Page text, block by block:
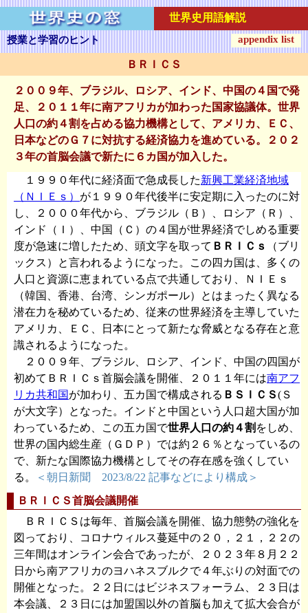
世界史用語解説
授業と学習のヒント appendix list
ＢＲＩＣＳ
２００９年、ブラジル、ロシア、インド、中国の４国で発
足、２０１１年に南アフリカが加わった国家協議体。世界
人口の約４割を占める協力機構として、アメリカ、ＥＣ、
日本などのＧ７に対抗する経済協力を進めている。２０２
３年の首脳会議で新たに６カ国が加入した。
１９９０年代に経済面で急成長した新興工業経済地域
（ＮＩＥｓ） が１９９０年代後半に安定期に入ったのに対
し、２０００年代から、ブラジル（Ｂ）、ロシア（Ｒ）、
インド（Ｉ）、中国（Ｃ）の４国が世界経済でしめる重要
度が急速に増したため、頭文字を取って ＢＲＩＣｓ
（ブリ
ックス）と言われるようになった。この四カ国は、多くの
人口と資源に恵まれている点で共通しており、ＮＩＥｓ
（韓国、香港、台湾、シンガポール）とはまったく異なる
潜在力を秘めているため、従来の世界経済を主導していた
アメリカ、ＥＣ、日本にとって新たな脅威となる存在と意
識されるようになった。
２００９年、ブラジル、ロシア、インド、中国の四国が
初めてＢＲＩＣｓ首脳会議を開催、２０１１年には南アフ
リカ共和国が加わり、五カ国で構成される ＢＳＩＣＳ(Ｓ
が大文字）となった。インドと中国という人口超大国が加
わっているため、この五カ国で世界人口の約４割 をしめ、
世界の国内総生産（ＧＤＰ）では約２６％となっているの
で、新たな国際協力機構としてその存在感を強くしてい
る。
＜朝日新聞 2023/8/22 記事などにより構成＞
ＢＲＩＣＳ首脳会議開催
ＢＲＩＣＳは毎年、首脳会議を開催、協力態勢の強化を
図っており、コロナウィルス蔓延中の２０，２１，２２の
三年間はオンライン会合であったが、２０２３年８月２２
日から南アフリカのヨハネスブルクで４年ぶりの対面での
開催となった。２２日にはビジネスフォーラム、２３日は
本会議、２３日には加盟国以外の首脳も加えて拡大会合が